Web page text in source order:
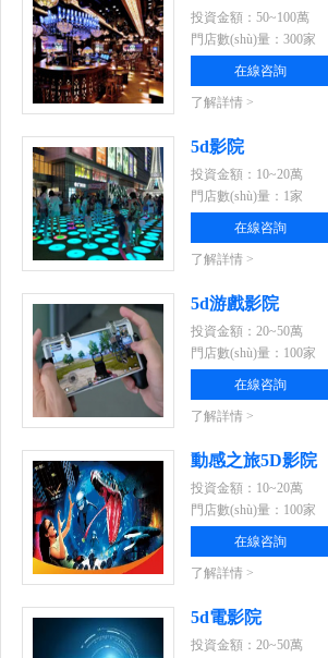
投資金額：50~100萬
門店數(shù)量：300家
在線咨詢
了解詳情 >
5d影院
投資金額：10~20萬
門店數(shù)量：1家
在線咨詢
了解詳情 >
5d游戲影院
投資金額：20~50萬
門店數(shù)量：100家
在線咨詢
了解詳情 >
動感之旅5D影院
投資金額：10~20萬
門店數(shù)量：100家
在線咨詢
了解詳情 >
5d電影院
投資金額：20~50萬